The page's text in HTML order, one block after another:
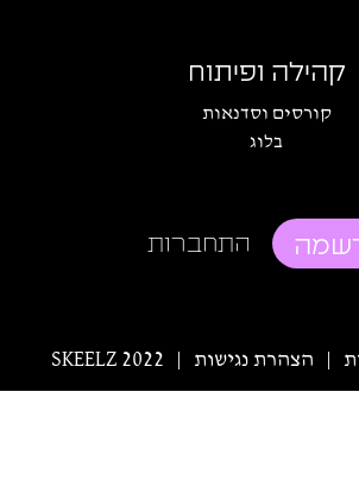
קהילה ופיתוח
קורסים וסדנאות
בלוג
התחברות
הצהרת נגישות SKEELZ 2022